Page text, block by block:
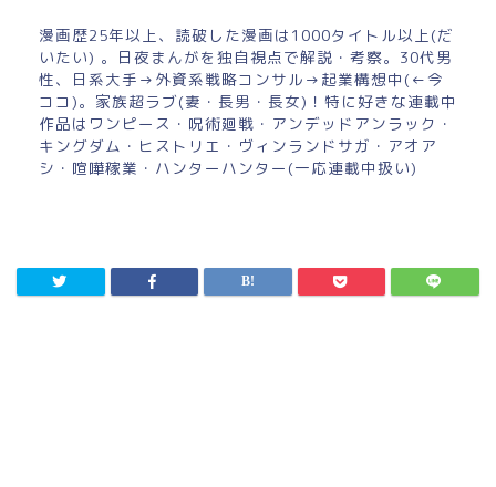
漫画歴25年以上、読破した漫画は1000タイトル以上(だ
いたい) 。日夜まんがを独自視点で解説・考察。30代男
性、日系大手→外資系戦略コンサル→起業構想中(←今
ココ)。家族超ラブ(妻・長男・長女)！特に好きな連載中
作品はワンピース・呪術廻戦・アンデッドアンラック・
キングダム・ヒストリエ・ヴィンランドサガ・アオア
シ・喧嘩稼業・ハンターハンター(一応連載中扱い)